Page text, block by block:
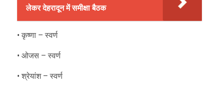
लेकर देहरादून में समीक्षा बैठक
• कृष्णा – स्वर्ण
• ओजस – स्वर्ण
• श्रेयांश – स्वर्ण